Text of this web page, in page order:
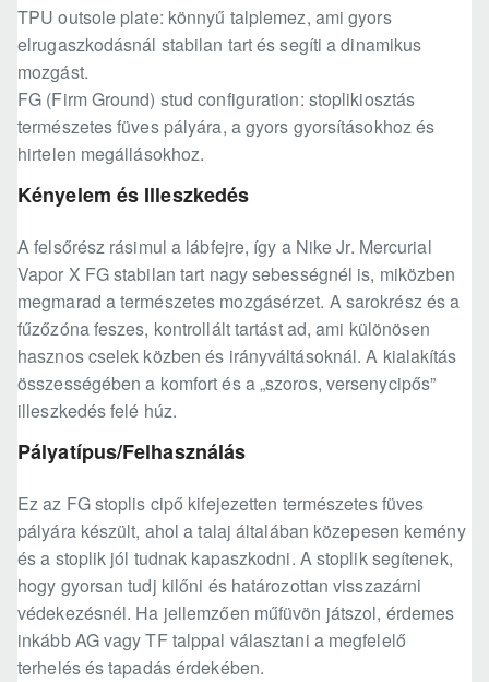
TPU outsole plate: könnyű talplemez, ami gyors
elrugaszkodásnál stabilan tart és segíti a dinamikus
mozgást.
FG (Firm Ground) stud configuration: stoplikiosztás
természetes füves pályára, a gyors gyorsításokhoz és
hirtelen megállásokhoz.
Kényelem és Illeszkedés
A felsőrész rásimul a lábfejre, így a Nike Jr. Mercurial
Vapor X FG stabilan tart nagy sebességnél is, miközben
megmarad a természetes mozgásérzet. A sarokrész és a
fűzőzóna feszes, kontrollált tartást ad, ami különösen
hasznos cselek közben és irányváltásoknál. A kialakítás
összességében a komfort és a „szoros, versenycipős”
illeszkedés felé húz.
Pályatípus/Felhasználás
Ez az FG stoplis cipő kifejezetten természetes füves
pályára készült, ahol a talaj általában közepesen kemény
és a stoplik jól tudnak kapaszkodni. A stoplik segítenek,
hogy gyorsan tudj kilőni és határozottan visszazárni
védekezésnél. Ha jellemzően műfüvön játszol, érdemes
inkább AG vagy TF talppal választani a megfelelő
terhelés és tapadás érdekében.